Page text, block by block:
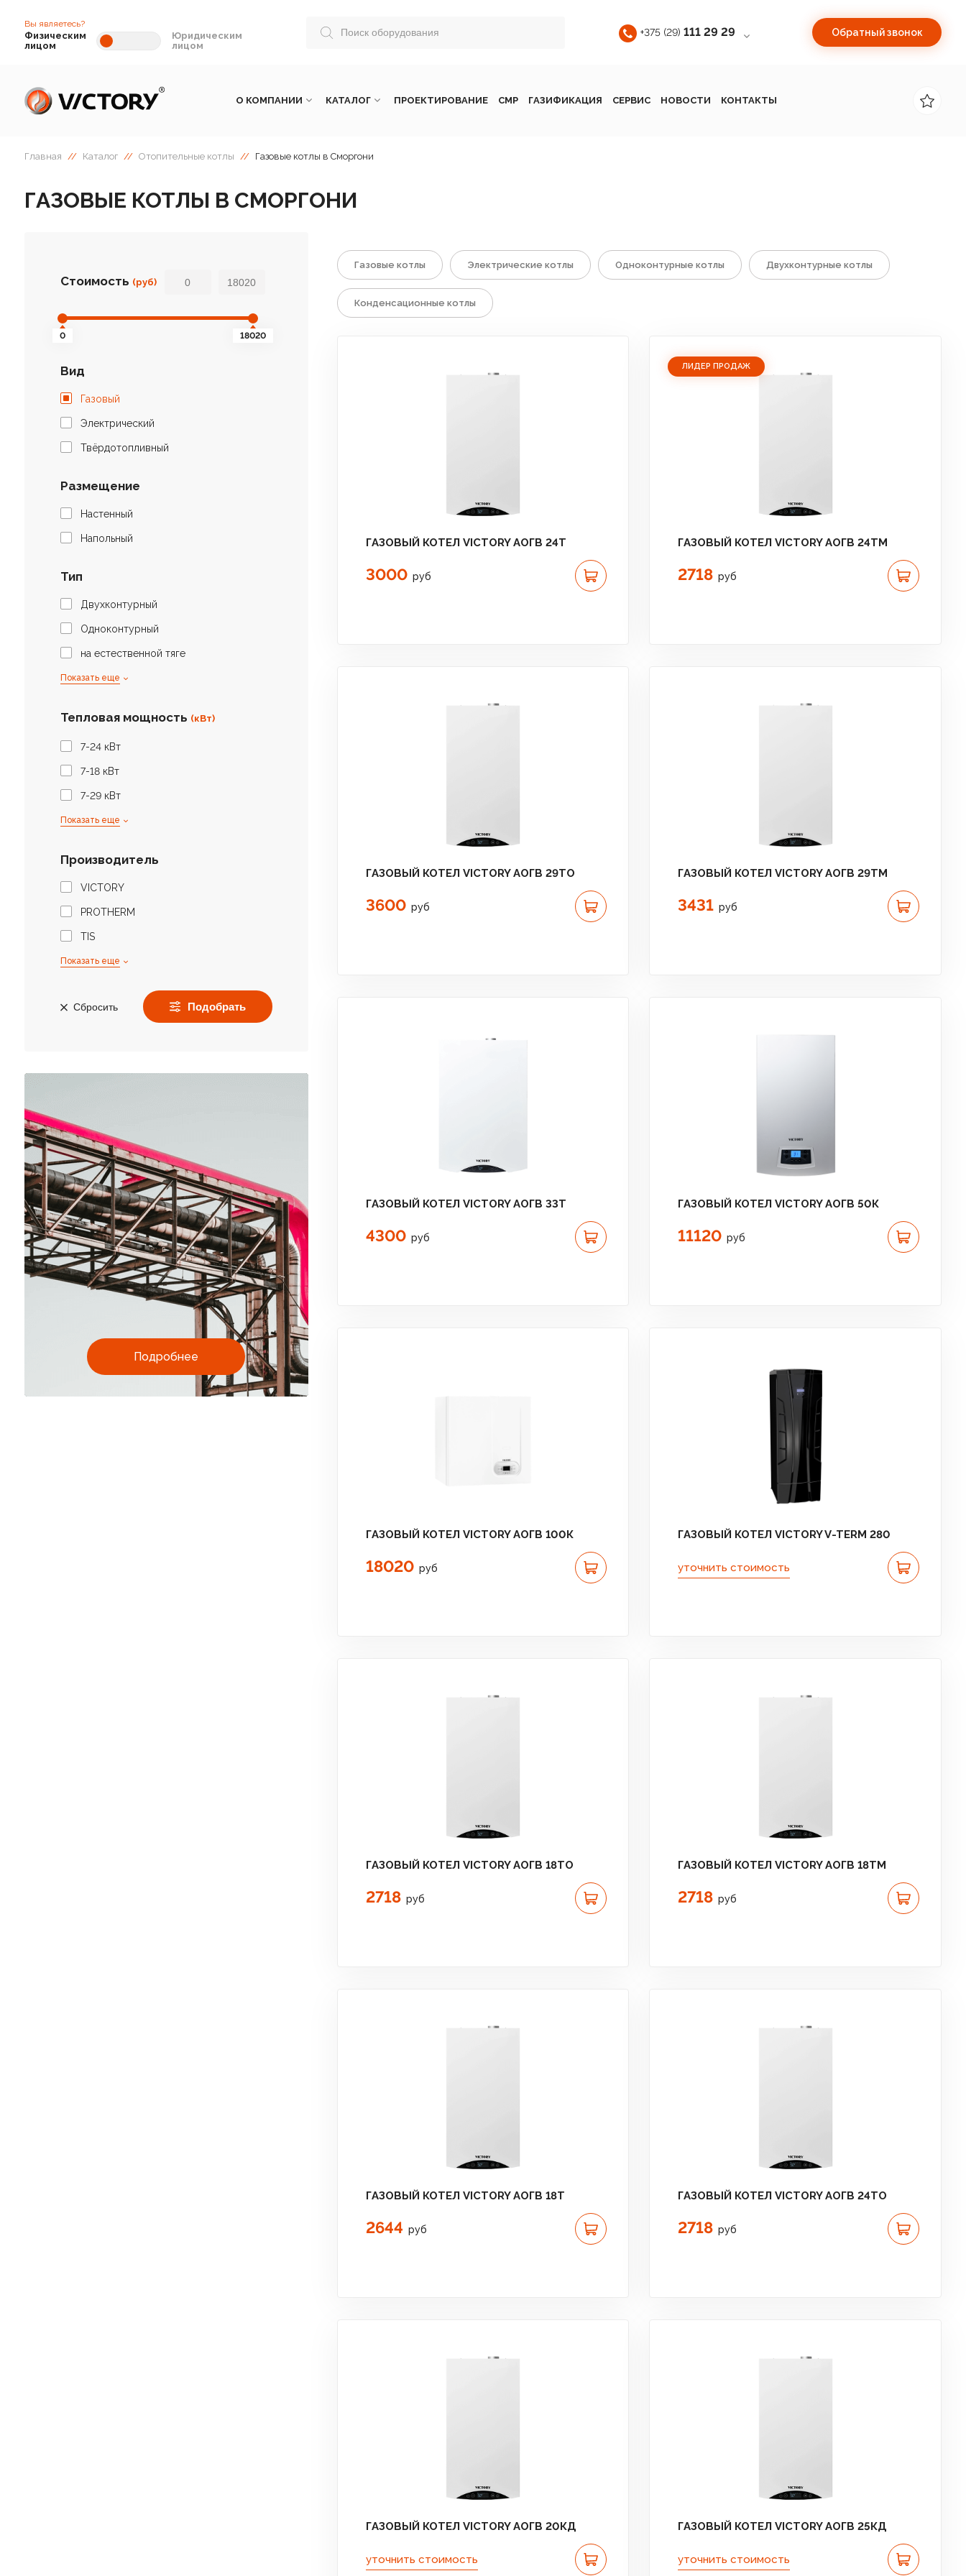
Вы являетесь?
Физическим
лицом
Юридическим
лицом
+375 (29) 111 29 29 Обратный звонок
О КОМПАНИИ КАТАЛОГ ПРОЕКТИРОВАНИЕ СМР ГАЗИФИКАЦИЯ СЕРВИС НОВОСТИ КОНТАКТЫ
Главная // Каталог // Отопительные котлы // Газовые котлы в Сморгони
ГАЗОВЫЕ КОТЛЫ В СМОРГОНИ
Стоимость (руб)
0 18020
Вид
Газовый
Электрический
Твёрдотопливный
Размещение
Настенный
Напольный
Тип
Двухконтурный
Одноконтурный
на естественной тяге
Показать еще
Тепловая мощность (кВт)
7-24 кВт
7-18 кВт
7-29 кВт
Показать еще
Производитель
VICTORY
PROTHERM
TIS
Показать еще
Сбросить Подобрать
Подробнее
Газовые котлы Электрические котлы Одноконтурные котлы Двухконтурные котлы
Конденсационные котлы
ГАЗОВЫЙ КОТЕЛ VICTORY АОГВ 24T
3000 руб
ЛИДЕР ПРОДАЖ
ГАЗОВЫЙ КОТЕЛ VICTORY АОГВ 24TM
2718 руб
ГАЗОВЫЙ КОТЕЛ VICTORY АОГВ 29TO
3600 руб
ГАЗОВЫЙ КОТЕЛ VICTORY АОГВ 29TM
3431 руб
ГАЗОВЫЙ КОТЕЛ VICTORY АОГВ 33T
4300 руб
ГАЗОВЫЙ КОТЕЛ VICTORY АОГВ 50К
11120 руб
ГАЗОВЫЙ КОТЕЛ VICTORY АОГВ 100К
18020 руб
ГАЗОВЫЙ КОТЕЛ VICTORY V-TERM 280
уточнить стоимость
ГАЗОВЫЙ КОТЕЛ VICTORY АОГВ 18TО
2718 руб
ГАЗОВЫЙ КОТЕЛ VICTORY АОГВ 18TМ
2718 руб
ГАЗОВЫЙ КОТЕЛ VICTORY АОГВ 18T
2644 руб
ГАЗОВЫЙ КОТЕЛ VICTORY АОГВ 24TО
2718 руб
ГАЗОВЫЙ КОТЕЛ VICTORY АОГВ 20КД
уточнить стоимость
ГАЗОВЫЙ КОТЕЛ VICTORY АОГВ 25КД
уточнить стоимость